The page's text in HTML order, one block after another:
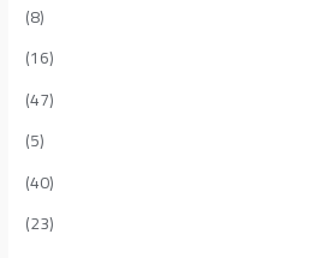
(8)
(16)
(47)
(5)
(40)
(23)